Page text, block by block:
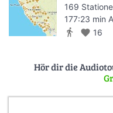
169
177:23 min
directions_walk favorite 16
Hör dir die